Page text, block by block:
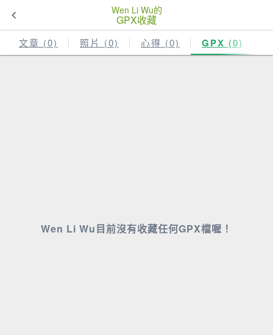
Wen Li Wu的
GPX收藏
文章 (0) 照片 (0) 心得 (0) GPX (0)
Wen Li Wu目前沒有收藏任何GPX檔喔！